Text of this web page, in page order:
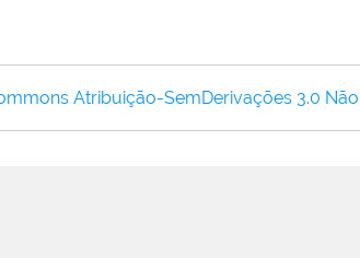
Atribuição-SemDerivações 3.0